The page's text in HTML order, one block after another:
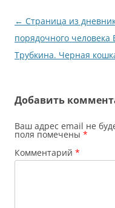
Навигация
по
записям
← Страница из
порядочного человека
Трубкина. Черная
Добавить
Ваш адрес email не
поля помечены *
Комментарий *